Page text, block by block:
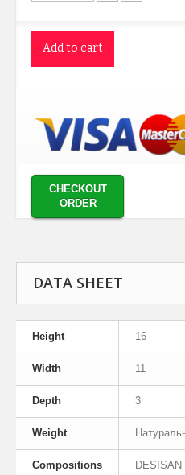
Add to cart
CHECKOUT
ORDER
DATA SHEET
Height 16
Width 11
Depth 3
Weight
Compositions DESISAN